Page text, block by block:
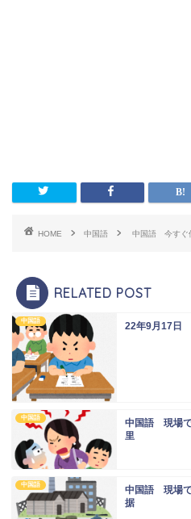
HOME 中国語 中国語 今すぐ
RELATED POST
中国語 22年9月17日
中国語
中国語 現場で
里
中国語
中国語 現場で
据